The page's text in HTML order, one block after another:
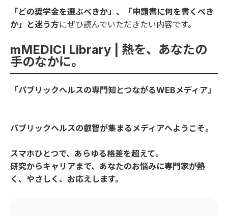
「どの奨学金を選ぶべきか」、「申請書に何を書くべき
か」と迷う方にぜひ読んでいただきたい内容です。
mMEDICI Library | 熱を、あなたの
手のなかに。
「パブリックヘルスの専門知とつながるWEBメディア」
パブリックヘルスの叡智が集まるメディアへようこそ。
スマホひとつで、あらゆる格差を超えて。
研究からキャリアまで、あなたのお悩みに専門家が熱
く、やさしく、お応えします。